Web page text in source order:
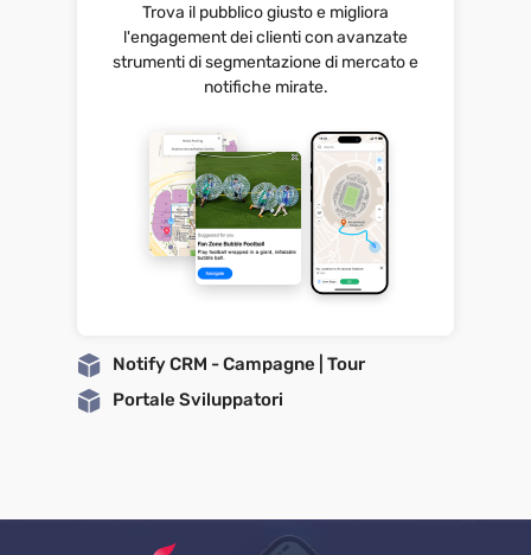
Trova il pubblico giusto e migliora
l'engagement dei clienti con avanzate
strumenti di segmentazione di mercato e
notifiche mirate.
Notify CRM - Campagne | Tour
Portale Sviluppatori